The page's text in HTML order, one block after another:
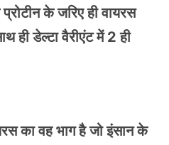
के जरिए ही वायरस
ही डेल्टा वैरीएंट में 2 ही
का वह भाग है जो इंसान के